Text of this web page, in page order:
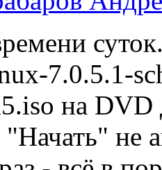
7.0.5.1-
на DVD
"Начать" не